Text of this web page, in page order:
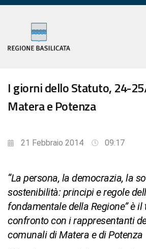
I giorni dello Statuto, 24-
Matera e Potenza
21 Febbraio 2014 09:17
“La persona, la democrazia, la
sostenibilità: principi e regole
fondamentale della Regione” è il
confronto con i rappresentanti
comunali di Matera e di Potenza